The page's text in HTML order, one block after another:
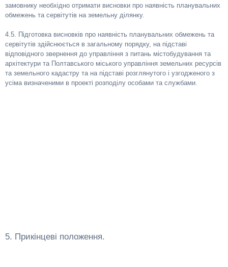
замовнику необхідно отримати висновки про наявність планувальних
обмежень та сервітутів на земельну ділянку.
4.5. Підготовка висновків про наявність планувальних обмежень та
сервітутів здійснюється в загальному порядку, на підставі
відповідного звернення до управління з питань містобудування та
архітектури та Полтавського міського управління земельних ресурсів
та земельного кадастру та на підставі розглянутого і узгодженого з
усіма визначеними в проекті розподілу особами та службами.
5. Прикінцеві положення.